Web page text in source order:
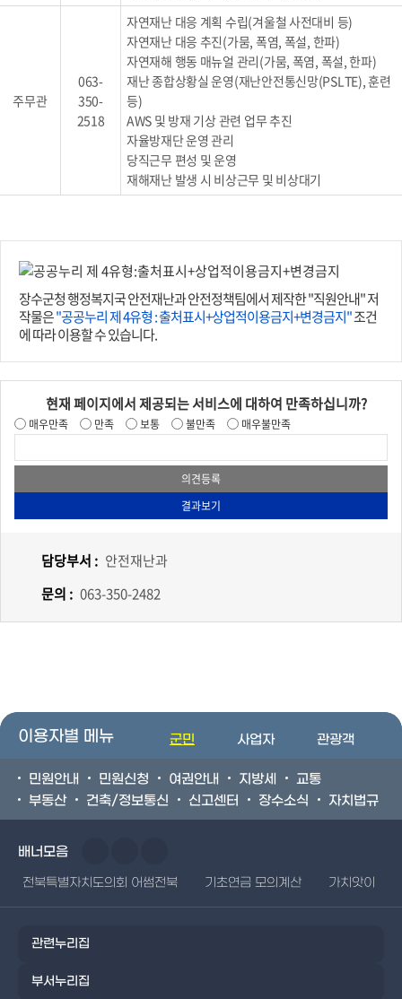
주무관
063-
350-
2518
자연재난 대응 계획 수립(겨울철 사전대비 등)
자연재난 대응 추진(가뭄, 폭염, 폭설, 한파)
자연재해 행동 매뉴얼 관리(가뭄, 폭염, 폭설, 한파)
재난 종합상황실 운영(재난안전통신망(PSLTE), 훈련
등)
AWS 및 방재 기상 관련 업무 추진
자율방재단 운영 관리
당직근무 편성 및 운영
재해재난 발생 시 비상근무 및 비상대기
장수군청 행정복지국 안전재난과 안전정책팀에서 제작한 "직원안내" 저
작물은"공공누리 제 4유형 : 출처표시+상업적이용금지+변경금지"조건
에 따라 이용할 수 있습니다.
현재 페이지에서 제공되는 서비스에 대하여 만족하십니까?
매우만족 만족 보통 불만족 매우불만족
담당부서 : 안전재난과
문의 : 063-350-2482
이용자별 메뉴 군민 사업자 관광객
민원안내 민원신청 여권안내 지방세
교통
부동산
건축/정보통신 신고센터 장수소식 자치법규
배너모음
전북특별자치도의회 어썸전북 기초연금 모의계산 가치앗이
관련누리집
부서누리집